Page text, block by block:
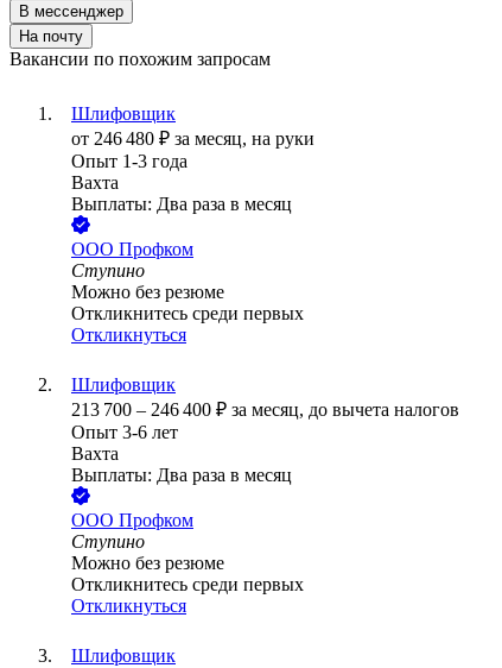
В мессенджер
На почту
Вакансии по похожим запросам
Шлифовщик
от 246 480 ₽ за месяц, на руки
Опыт 1-3 года
Вахта
Выплаты: Два раза в месяц
ООО Профком
Ступино
Можно без резюме
Откликнитесь среди первых
Откликнуться
Шлифовщик
213 700 – 246 400 ₽ за месяц, до вычета налогов
Опыт 3-6 лет
Вахта
Выплаты: Два раза в месяц
ООО Профком
Ступино
Можно без резюме
Откликнитесь среди первых
Откликнуться
Шлифовщик